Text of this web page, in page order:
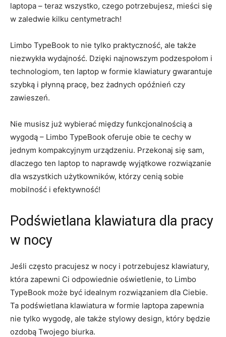
laptopa – teraz wszystko, czego ⁤potrzebujesz, mieści ⁤się
w⁣ zaledwie ⁤kilku centymetrach!
Limbo TypeBook to ⁣nie tylko praktyczność,‌ ale także
niezwykła​ wydajność. Dzięki najnowszym​ podzespołom⁤ i​
technologiom, ten laptop w⁤ formie klawiatury⁤ gwarantuje
szybką i⁣ płynną pracę, bez ⁤żadnych opóźnień ⁣czy
zawieszeń.
Nie⁢ musisz już wybierać‌ między funkcjonalnością ⁣a
wygodą – Limbo TypeBook oferuje obie⁣ te ‍cechy w
⁤jednym kompakcyjnym ⁤urządzeniu. Przekonaj się sam,
⁢dlaczego ten‌ laptop to naprawdę⁣ wyjątkowe‌ rozwiązanie
dla⁢ wszystkich użytkowników, którzy cenią ⁤sobie
mobilność‍ i efektywność!
Podświetlana ​klawiatura dla pracy
w nocy
Jeśli często pracujesz ‌w nocy i potrzebujesz klawiatury,
która zapewni Ci odpowiednie oświetlenie, to‌ Limbo
TypeBook może być ‌idealnym rozwiązaniem dla‌ Ciebie.
Ta ‍podświetlana ⁢klawiatura w formie⁢ laptopa ‍zapewnia
nie tylko⁤ wygodę, ⁢ale także stylowy ​design,⁢ który będzie
ozdobą Twojego⁢ biurka.